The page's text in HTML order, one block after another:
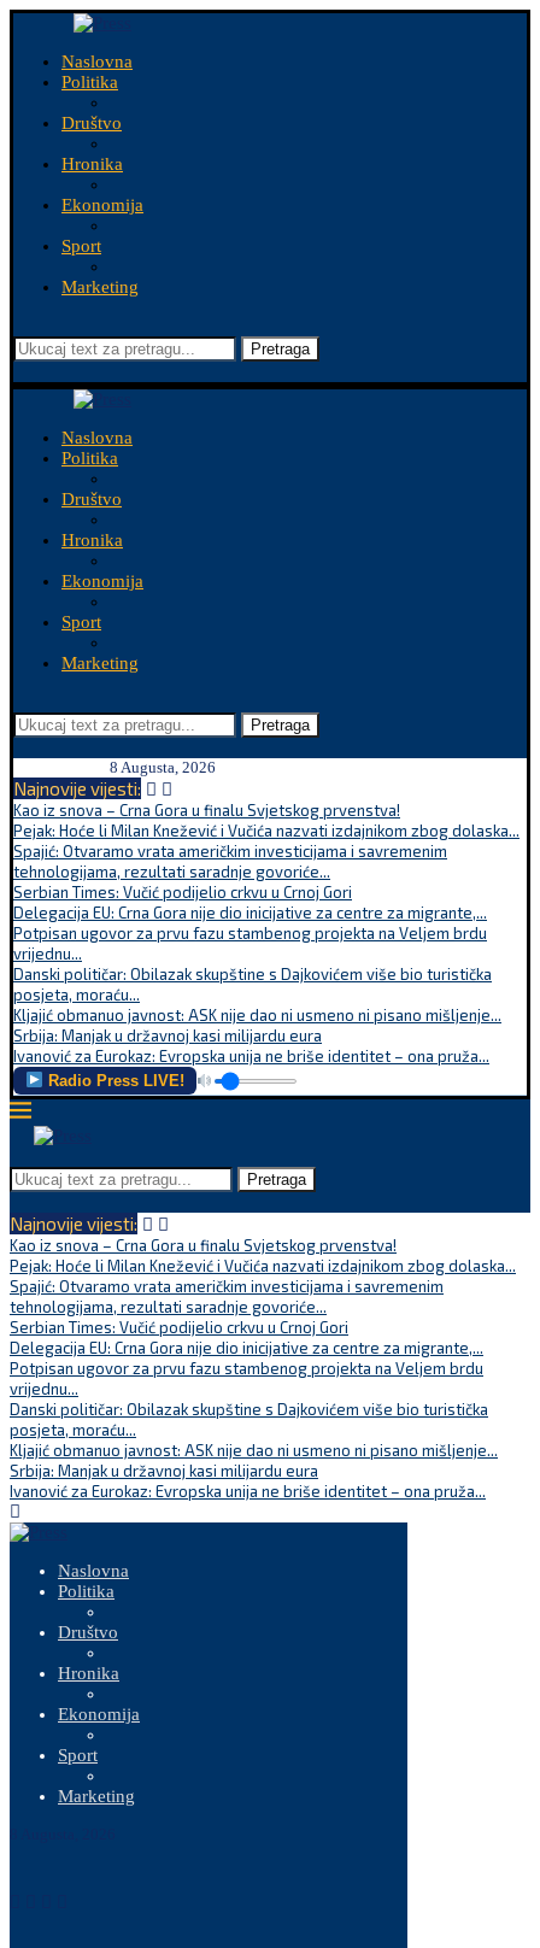
Naslovna
Politika
Društvo
Hronika
Ekonomija
Sport
Marketing
Pretraga
Naslovna
Politika
Društvo
Hronika
Ekonomija
Sport
Marketing
Pretraga
8 Augusta, 2026
Najnovije vijesti:
Kao iz snova – Crna Gora u finalu Svjetskog prvenstva!
Pejak: Hoće li Milan Knežević i Vučića nazvati izdajnikom zbog dolaska...
Spajić: Otvaramo vrata američkim investicijama i savremenim
tehnologijama, rezultati saradnje govoriće...
Serbian Times: Vučić podijelio crkvu u Crnoj Gori
Delegacija EU: Crna Gora nije dio inicijative za centre za migrante,...
Potpisan ugovor za prvu fazu stambenog projekta na Veljem brdu
vrijednu...
Danski političar: Obilazak skupštine s Dajkovićem više bio turistička
posjeta, moraću...
Kljajić obmanuo javnost: ASK nije dao ni usmeno ni pisano mišljenje...
Srbija: Manjak u državnoj kasi milijardu eura
Ivanović za Eurokaz: Evropska unija ne briše identitet – ona pruža...
Radio Press LIVE!
Pretraga
Najnovije vijesti:
Kao iz snova – Crna Gora u finalu Svjetskog prvenstva!
Pejak: Hoće li Milan Knežević i Vučića nazvati izdajnikom zbog dolaska...
Spajić: Otvaramo vrata američkim investicijama i savremenim
tehnologijama, rezultati saradnje govoriće...
Serbian Times: Vučić podijelio crkvu u Crnoj Gori
Delegacija EU: Crna Gora nije dio inicijative za centre za migrante,...
Potpisan ugovor za prvu fazu stambenog projekta na Veljem brdu
vrijednu...
Danski političar: Obilazak skupštine s Dajkovićem više bio turistička
posjeta, moraću...
Kljajić obmanuo javnost: ASK nije dao ni usmeno ni pisano mišljenje...
Srbija: Manjak u državnoj kasi milijardu eura
Ivanović za Eurokaz: Evropska unija ne briše identitet – ona pruža...
Naslovna
Politika
Društvo
Hronika
Ekonomija
Sport
Marketing